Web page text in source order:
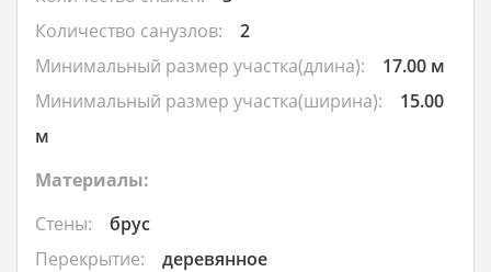
Количество санузлов:
2
Минимальный размер участка(длина):
17.00 м
Минимальный размер участка(ширина):
15.00
м
Материалы:
Стены:
брус
Перекрытие:
деревянное